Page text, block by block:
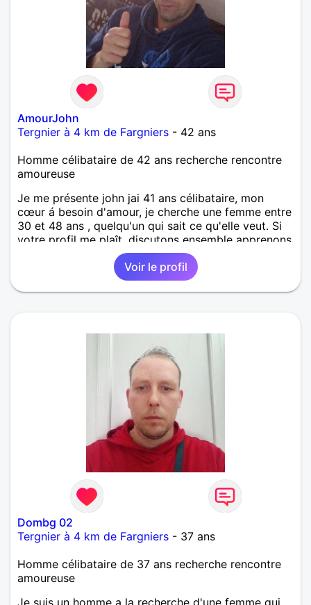
AmourJohn
Tergnier à 4 km de Fargniers - 42 ans
Homme célibataire de 42 ans recherche rencontre
amoureuse
Je me présente john jai 41 ans célibataire, mon
cœur á besoin d'amour, je cherche une femme entre
30 et 48 ans , quelqu'un qui sait ce qu'elle veut. Si
votre profil me plaît, discutons ensemble apprenons
nous á nous connaître.
Voir le profil
Dombg 02
Tergnier à 4 km de Fargniers - 37 ans
Homme célibataire de 37 ans recherche rencontre
amoureuse